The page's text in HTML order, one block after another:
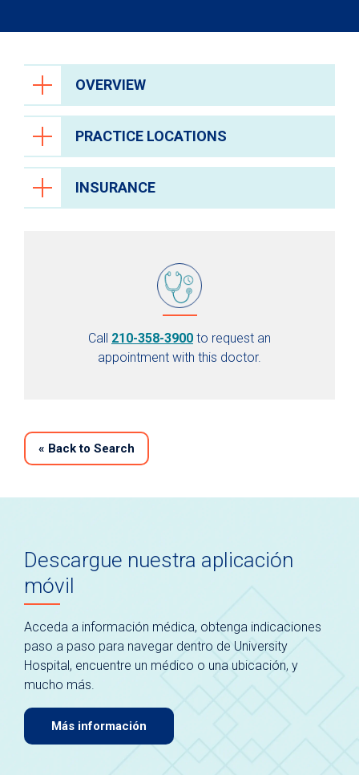
OVERVIEW
PRACTICE LOCATIONS
INSURANCE
Call 210-358-3900 to request an
appointment with this doctor.
« Back to Search
Descargue nuestra aplicación
móvil
Acceda a información médica, obtenga indicaciones
paso a paso para navegar dentro de University
Hospital, encuentre un médico o una ubicación, y
mucho más.
Más información